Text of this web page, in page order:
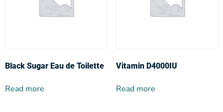
Black Sugar Eau de Toilette
Read more
Vitamin D4000IU
Read more